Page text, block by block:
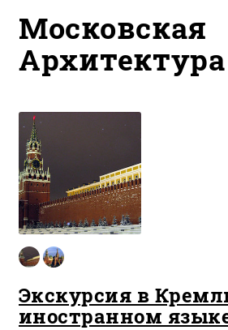
Московская
Архитектура
Экскурсия в
иностранном